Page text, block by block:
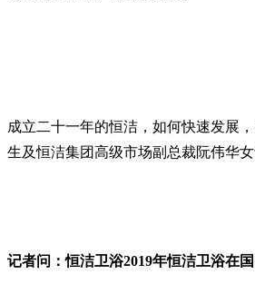
成立二十一年的恒洁，如何快速发展
生及恒洁集团高级市场副总裁阮伟华
记者问：恒洁卫浴2019年恒洁卫浴在